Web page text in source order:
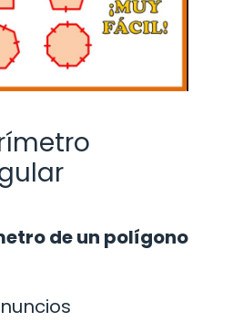
de un polígono